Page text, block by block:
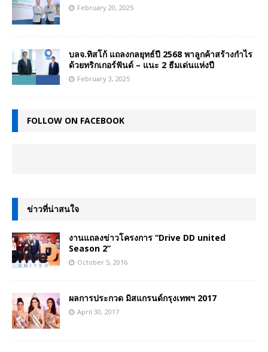
February 20, 2025
บลจ.ทิสโก้ แถลงกลยุทธ์ปี 2568 พาลูกค้าสร้างกำไร
ด้วยทริกเกอร์ฟันด์ – แนะ 2 ธีมเด่นแห่งปี
February 3, 2025
FOLLOW ON FACEBOOK
ข่าวที่น่าสนใจ
งานแถลงข่าวโครงการ “Drive DD united
Season 2”
October 5, 2016
ผลการประกวด มิสแกรนด์กรุงเทพฯ 2017
April 30, 2017